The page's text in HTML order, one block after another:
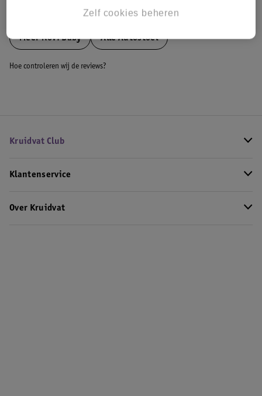
MeerNovi Baby Alle Autostoel
Hoe controleren wij de reviews?
Kruidvat Club
Klantenservice
Over Kruidvat
Zelf cookies beheren